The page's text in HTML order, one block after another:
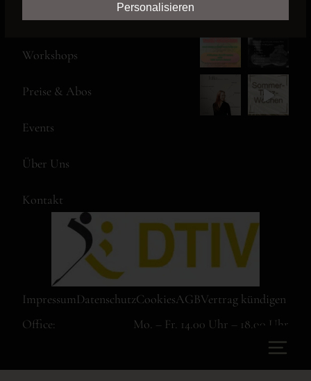
Kurse
Workshops
Preise & Abos
Events
Über Uns
Kontakt
ImpressumDatenschutzCookiesAGBVertrag kündigen
Office:
Mo. – Fr. 14.00 Uhr – 18.00 Uhr
Personalisieren